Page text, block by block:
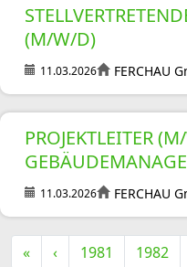
(M/W/D)
11.03.2026 FERCHAU
PROJEKTLEITER
11.03.2026 FERCHAU
« ‹ 1981 1982